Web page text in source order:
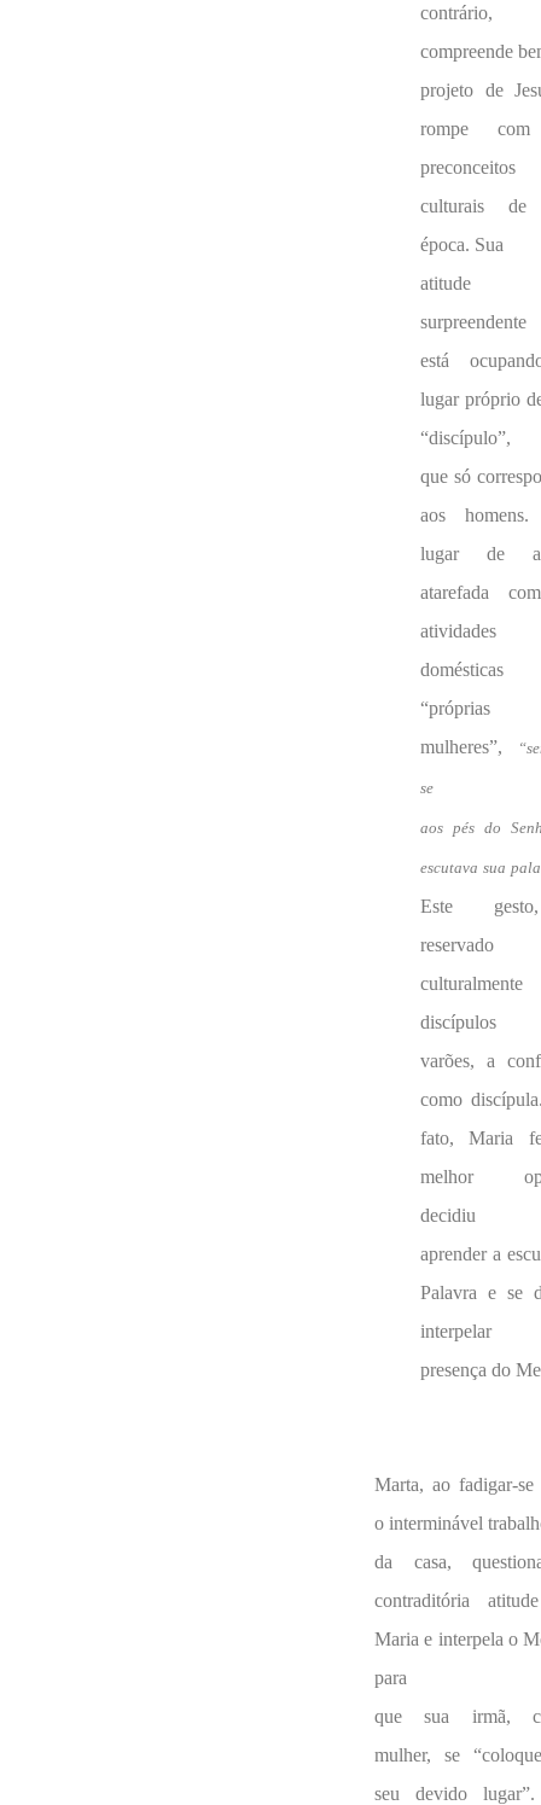
contrário,
compreende
projeto de
rompe
preconceitos
culturais de
época. Sua
surpreendente
está
lugar próprio
“discípulo”,
que só
aos
lugar de
atarefada
atividades
domésticas
“próprias
mulheres”,
se
aos pés do
escutava sua
Este gesto,
reservado
discípulos
varões, a
como
fato, Maria
melhor
decidiu
aprender a
Palavra e se
interpelar
presença do
Marta, ao fadigar-se
o interminável
da casa,
contraditória
Maria e interpela o
para
que sua irmã,
mulher, se
seu devido